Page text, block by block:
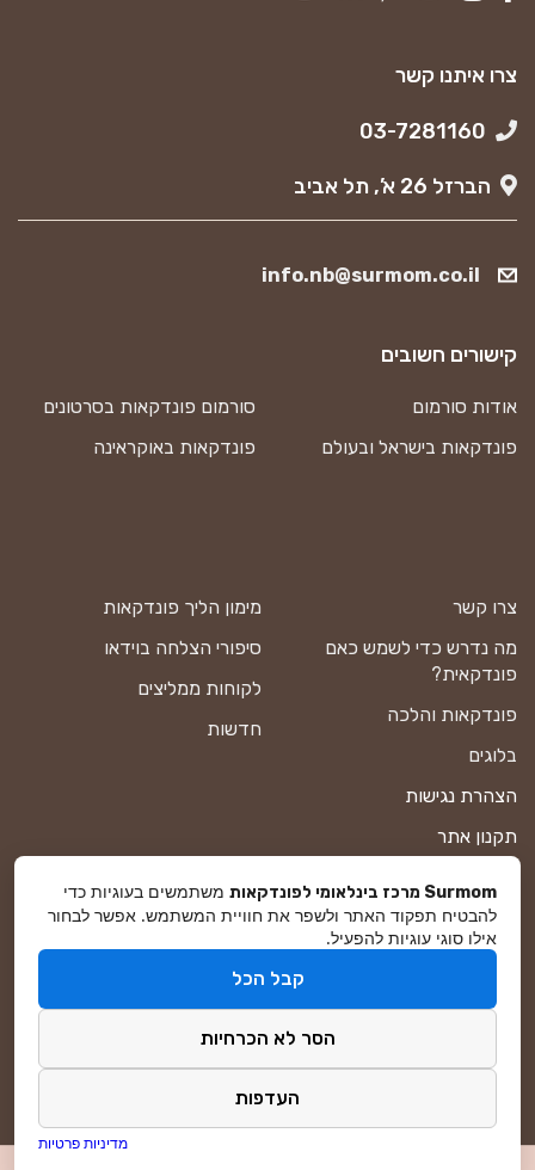
צרו איתנו קשר
הברזל 26 א’, תל אביב
info.nb@surmom.co.il
צרו קשר
מה נדרש כדי לשמש כאם
פונדקאית?
פונדקאות והלכה
בלוגים
הצהרת נגישות
תקנון אתר
מפת אתר
מימון הליך פונדקאות
סיפורי הצלחה בוידאו
לקוחות ממליצים
חדשות
קישורים חשובים
אודות סורמום
סורמום פונדקאות בסרטונים
פונדקאות בישראל ובעולם
פונדקאות באוקראינה
פיתוח ושיווק באינטרנטDreamZone
Surmom מרכז בינלאומי לפונדקאות
משתמשים בעוגיות כדי
להבטיח תפקוד האתר ולשפר את חוויית המשתמש. אפשר לבחור
אילו סוגי עוגיות להפעיל.
קבל הכל
הסר לא הכרחיות
העדפות
מדיניות פרטיות